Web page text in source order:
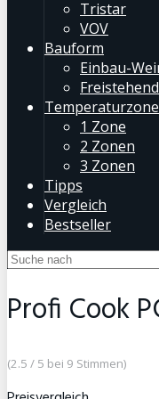
Tristar
VOV
Bauform
Einbau-
1 Zone
2 Zonen
3 Zonen
Tipps
Vergleich
Bestseller
Profi Cook
(2.5 / 5 bei 9 Stimmen)